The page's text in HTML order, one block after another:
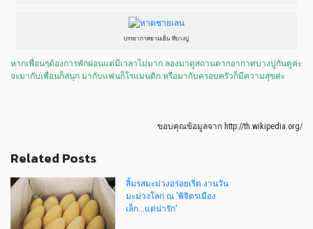
บรรยากาศยามเย็น ที่บางปู
หากเพื่อนๆต้องการพักผ่อนแต่มีเวลาไม่มาก ลองมาดูสถานตากอากาศบางปูกันดูค่ะ
จะมากับเพื่อนก็สนุก มากับแฟนก็โรแมนติก หรือมากับครอบครัวก็มีความสุขค่ะ
ขอบคุณข้อมูลจาก http://th.wikipedia.org/
Related Posts
ลิ้มรสมะม่วงอร่อยเริ่ด งานวัน
มะม่วงโลก ณ 'พิจิตรเมือง
เล็ก...แต่น่ารัก'